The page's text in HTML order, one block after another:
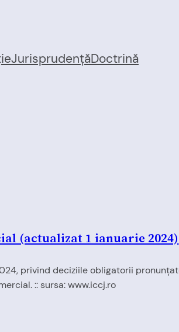
JurisprudențăDoctrină
(actualizat 1 ianuarie 2024)
privind deciziile obligatorii
:: sursa: www.iccj.ro